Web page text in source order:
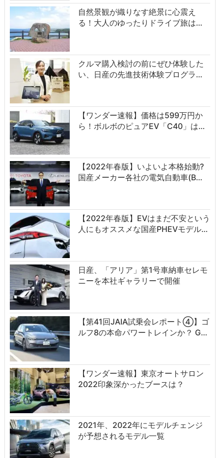
自然景観が織りなす絶景に心震え
る！大人のゆったりドライブ旅は…
クルマ購入検討の前にぜひ体験した
い、日産の先進技術体験プログラ…
【ワンダー速報】価格は599万円か
ら！ボルボのピュアEV「C40」は…
【2022年春版】いよいよ本格始動?
国産メーカー各社の電気自動車(B…
【2022年春版】EVはまだ不安という
人にもオススメな国産PHEVモデル…
日産、「アリア」第1号車納車セレモ
ニーを本社ギャラリーで開催
【第41回JAIA試乗会レポート④】ゴ
ルフ8の本命パワートレインか？ G…
【ワンダー速報】東京オートサロン
2022印象深かったブースは？
2021年、2022年にモデルチェンジ
が予想されるモデル一覧